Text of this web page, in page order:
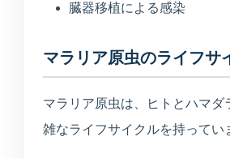
臓器移植による感染
マラリア原虫のライフサ
マラリア原虫は、ヒトとハマダ
雑なライフサイクルを持ってい